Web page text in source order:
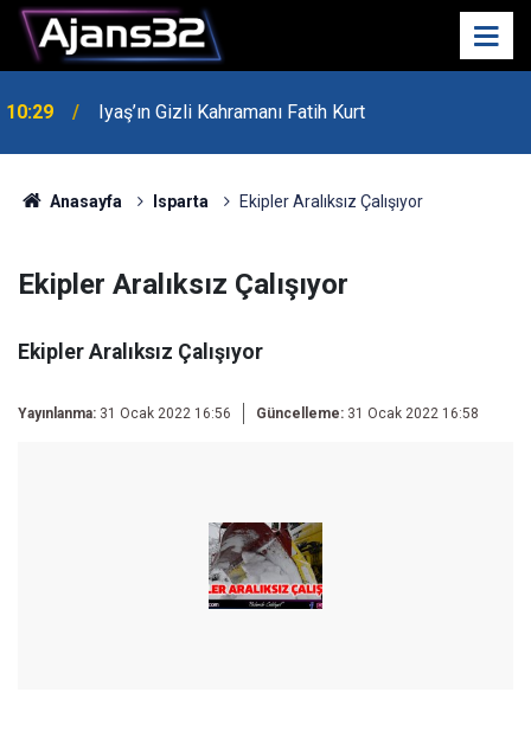
00:52 Isparta'da Asker Eğlencesinde Kavga Çıktı
Anasayfa Isparta Ekipler Aralıksız Çalışıyor
Ekipler Aralıksız Çalışıyor
Ekipler Aralıksız Çalışıyor
Yayınlanma: 31 Ocak 2022 16:56 Güncelleme: 31 Ocak 2022 16:58